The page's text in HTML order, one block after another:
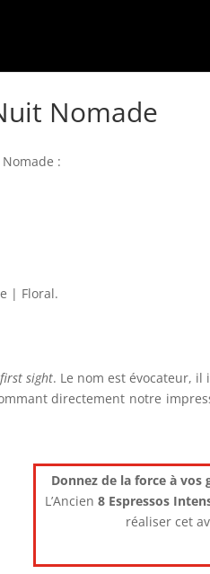
Nomade
:
| Floral.
sight. Le nom est évocateur,
directement notre
Donnez de la force à vos
L’Ancien 8 Espressos
réaliser cet